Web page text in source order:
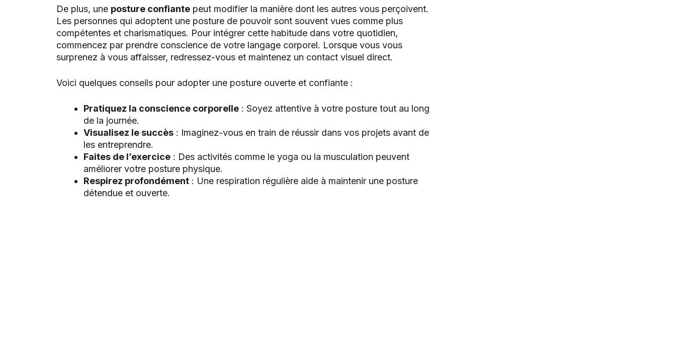
De plus, une posture confiante peut modifier la manière dont les autres vous perçoivent.
Les personnes qui adoptent une posture de pouvoir sont souvent vues comme plus
compétentes et charismatiques. Pour intégrer cette habitude dans votre quotidien,
commencez par prendre conscience de votre langage corporel. Lorsque vous vous
surprenez à vous affaisser, redressez-vous et maintenez un contact visuel direct.
Voici quelques conseils pour adopter une posture ouverte et confiante :
Pratiquez la conscience corporelle : Soyez attentive à votre posture tout au long
de la journée.
Visualisez le succès : Imaginez-vous en train de réussir dans vos projets avant de
les entreprendre.
Faites de l’exercice : Des activités comme le yoga ou la musculation peuvent
améliorer votre posture physique.
Respirez profondément : Une respiration régulière aide à maintenir une posture
détendue et ouverte.